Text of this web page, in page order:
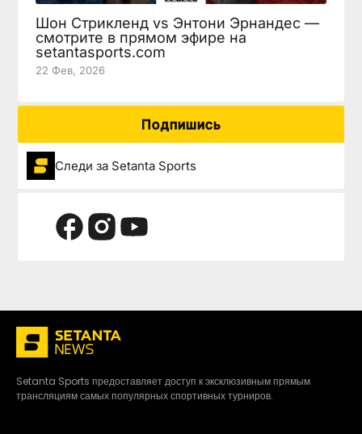
Шон Стрикленд vs Энтони Эрнандес —
смотрите в прямом эфире на
setantasports.com
22 Фев, 2026
Подпишись
Следи за Setanta Sports
Setanta Sports предоставляет доступ к эксклюзивным прямым
трансляциям самых популярных спортивных турниров.